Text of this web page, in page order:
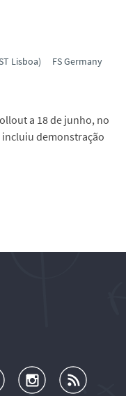
Lisboa)
FS Germany
a 18 de junho, no
incluiu demonstração
o
u